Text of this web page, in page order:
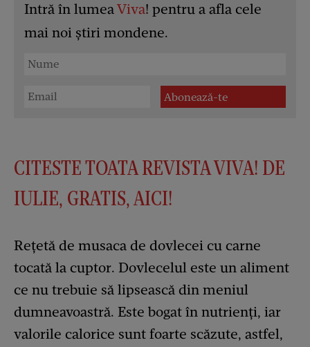
Intră în lumeaViva! pentru a afla cele
mai noi știri mondene.
CITESTE TOATA REVISTA VIVA! DE
IULIE, GRATIS, AICI!
Rețetă de musaca de dovlecei cu carne
tocată la cuptor. Dovlecelul este un aliment
ce nu trebuie să lipsească din meniul
dumneavoastră. Este bogat în nutrienți, iar
valorile calorice sunt foarte scăzute, astfel,